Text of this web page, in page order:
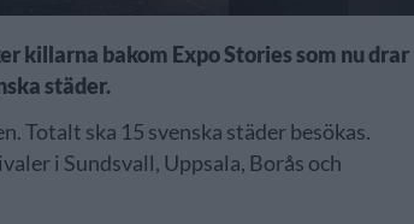
killarna bakom Expo Stories som nu drar
städer.
Totalt ska 15 svenska städer besökas.
i Sundsvall, Uppsala, Borås och